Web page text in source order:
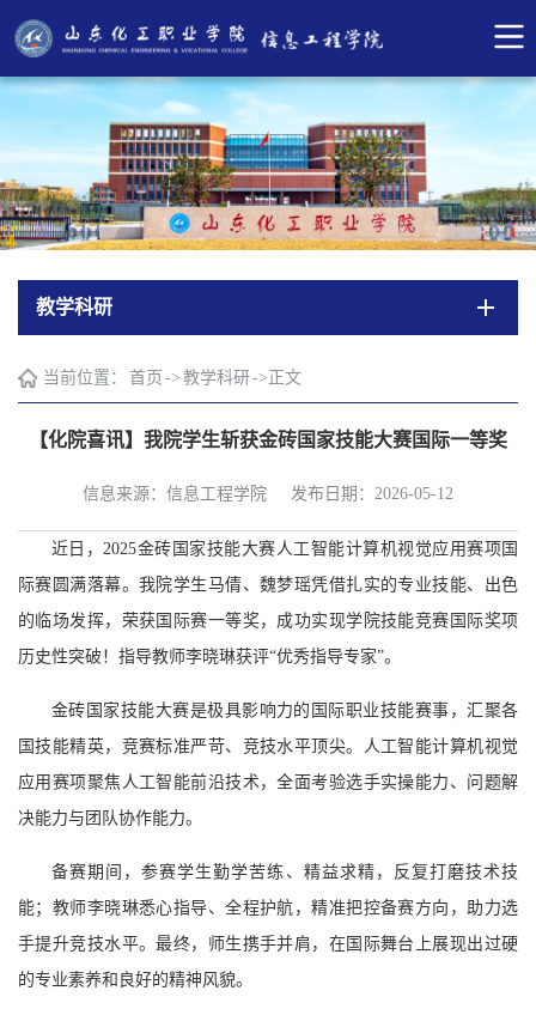
教学科研
当前位置： 首页 -> 教学科研-> 正文
【化院喜讯】我院学生斩获金砖国家技能大赛国际一等奖
信息来源：信息工程学院 发布日期：2026-05-12
近日，2025金砖国家技能大赛人工智能计算机视觉应用赛项国
际赛圆满落幕。我院学生马倩、魏梦瑶凭借扎实的专业技能、出色
的临场发挥，荣获国际赛一等奖，成功实现学院技能竞赛国际奖项
历史性突破！指导教师李晓琳获评“优秀指导专家”。
金砖国家技能大赛是极具影响力的国际职业技能赛事，汇聚各
国技能精英，竞赛标准严苛、竞技水平顶尖。人工智能计算机视觉
应用赛项聚焦人工智能前沿技术，全面考验选手实操能力、问题解
决能力与团队协作能力。
备赛期间，参赛学生勤学苦练、精益求精，反复打磨技术技
能；教师李晓琳悉心指导、全程护航，精准把控备赛方向，助力选
手提升竞技水平。最终，师生携手并肩，在国际舞台上展现出过硬
的专业素养和良好的精神风貌。